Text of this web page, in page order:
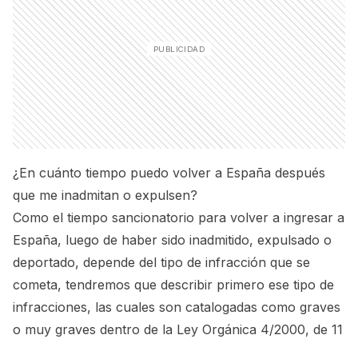
¿En cuánto tiempo puedo volver a España después
que me inadmitan o expulsen?
Como el tiempo sancionatorio para volver a ingresar a
España, luego de haber sido inadmitido, expulsado o
deportado, depende del tipo de infracción que se
cometa, tendremos que describir primero ese tipo de
infracciones, las cuales son catalogadas como graves
o muy graves dentro de la Ley Orgánica 4/2000, de 11